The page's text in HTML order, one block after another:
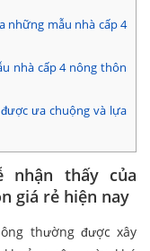
những mẫu nhà cấp 4
nhà cấp 4 nông thôn
ưa chuộng và lựa
nhận thấy của
giá rẻ hiện nay
thường được xây